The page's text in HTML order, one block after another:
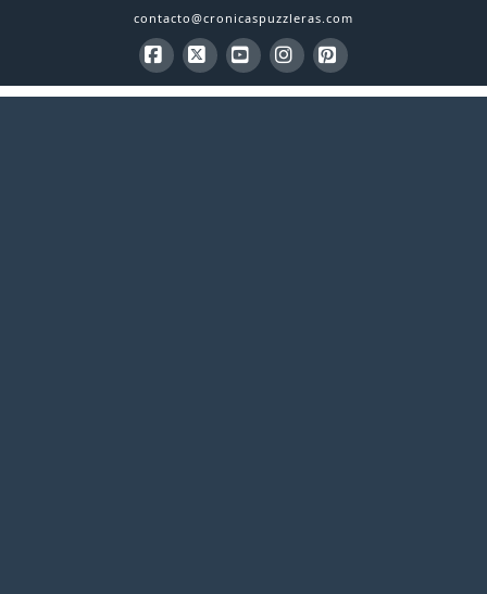
contacto@cronicaspuzzleras.com
Facebook
X YouTubeInstagram
Pinterest